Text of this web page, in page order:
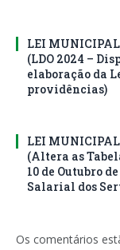
LEI MUNICIPAL
(LDO 2024 –
elaboração da
providências)
LEI MUNICIPAL
(Altera as
10 de Outubro
Salarial dos
Os comentários